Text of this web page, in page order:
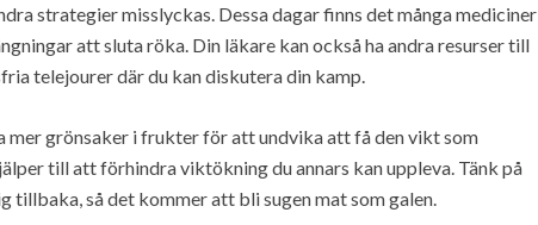
strategier misslyckas. Dessa dagar finns det många mediciner
att sluta röka. Din läkare kan också ha andra resurser till
telejourer där du kan diskutera din kamp.
mer grönsaker i frukter för att undvika att få den vikt som
till att förhindra viktökning du annars kan uppleva. Tänk på
tillbaka, så det kommer att bli sugen mat som galen.